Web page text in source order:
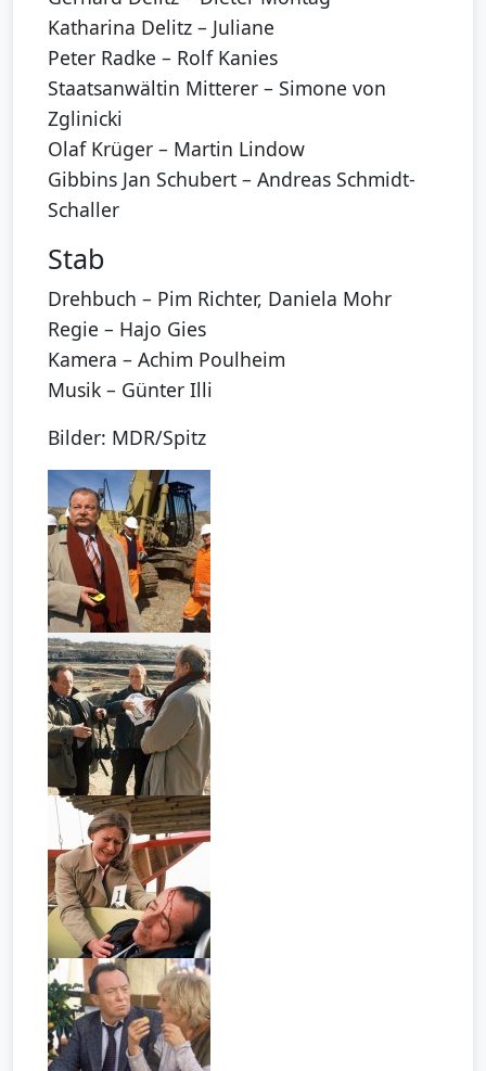
Katharina Delitz – Juliane
Peter Radke – Rolf Kanies
Staatsanwältin Mitterer – Simone von
Zglinicki
Olaf Krüger – Martin Lindow
Gibbins Jan Schubert – Andreas Schmidt-
Schaller
Stab
Drehbuch – Pim Richter, Daniela Mohr
Regie – Hajo Gies
Kamera – Achim Poulheim
Musik – Günter Illi
Bilder: MDR/Spitz